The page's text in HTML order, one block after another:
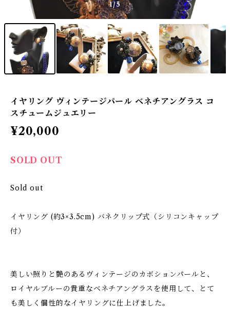
1/5
イヤリング ヴィンテージパール ベネチアングラス コ
スチュームジュエリー
¥20,000
SOLD OUT
Sold out
イヤリング (約3×3.5cm) バネクリップ式（シリコンキャップ
付）
美しい照りと艶のあるヴィンテージのカボションパールと、
ロイヤルブルーの貴重なベネチアングラスを使用して、とて
も美しく個性的なイヤリングに仕上げました。